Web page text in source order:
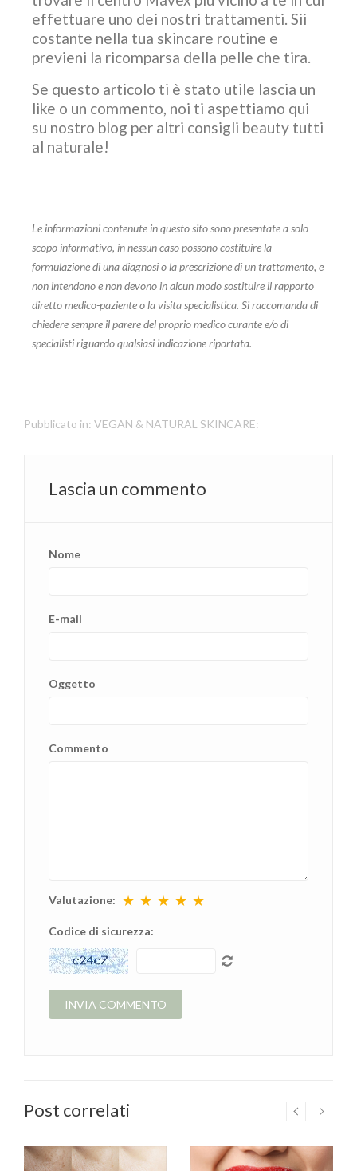
effettuare uno dei nostri trattamenti. Sii
costante nella tua skincare routine e
previeni la ricomparsa della pelle che tira.
Se questo articolo ti è stato utile lascia un
like o un commento, noi ti aspettiamo qui
su nostro blog per altri consigli beauty tutti
al naturale!
Le informazioni contenute in questo sito sono presentate a solo
scopo informativo, in nessun caso possono costituire la
formulazione di una diagnosi o la prescrizione di un trattamento, e
non intendono e non devono in alcun modo sostituire il rapporto
diretto medico-paziente o la visita specialistica. Si raccomanda di
chiedere sempre il parere del proprio medico curante e/o di
specialisti riguardo qualsiasi indicazione riportata.
Pubblicato in: VEGAN & NATURAL SKINCARE:
Lascia un commento
Nome
E-mail
Oggetto
Commento
Valutazione: ★ ★ ★ ★ ★
Codice di sicurezza:
Post correlati